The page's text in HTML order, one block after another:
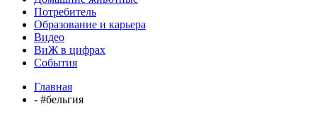
Потребитель
Образование и карьера
Видео
ВиЖ в цифрах
События
Главная
- #бельгия